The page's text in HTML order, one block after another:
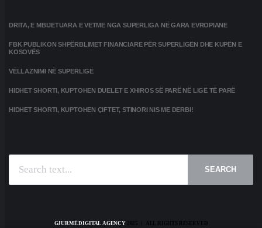
DRITA, E MBIJETUARA E VETME NGA SUPERLIGA NË GARA EVROPIANE
FBK PUBLIKON SHPËRBLIMET FINANCIARE PËR SUPERLIGËN DHE KUPËN E
KOSOVËS
VËLLAZNIMI NË SUPERLIGË
HIDHET SHORTI, KUPTOHEN DUELET E XHIROS SË PARË NË LIGË TË PARË
HIDHET SHORTI, KUPTOHEN ÇIFTET, STINORI NIS ME DERBI!
SEARCH
GJURMË DIGITAL AGENCY2025 | ALL RIGHTS RESERVED